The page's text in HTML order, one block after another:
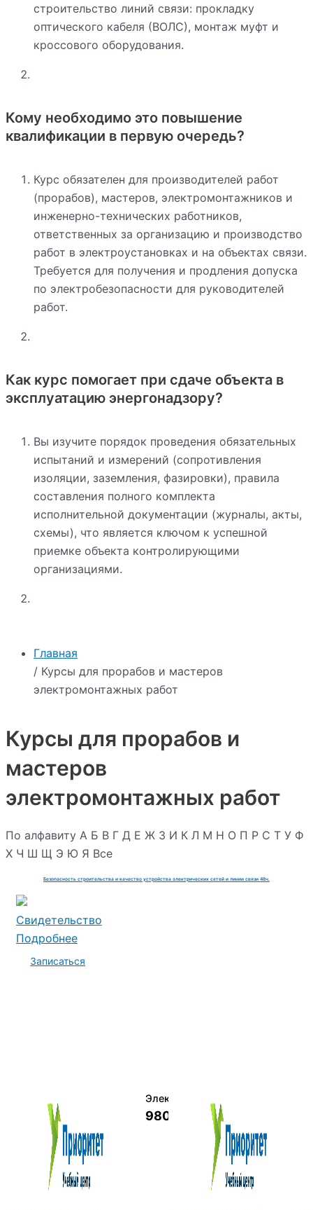
Главная
/ Курсы для прорабов и мастеров
электромонтажных работ
Курсы для прорабов и
мастеров
электромонтажных работ
По алфавиту А Б В Г Д Е Ж З И К Л М Н О П Р С Т У Ф
Х Ч Ш Щ Э Ю Я Все
Безопасность строительства и качество устройства электрических сетей и линии связи 48ч.
Свидетельство
Подробнее
Записаться
Электромеханик по ремонту и
9800 руб.
строительство линий связи: прокладку
оптического кабеля (ВОЛС), монтаж муфт и
кроссового оборудования.
Кому необходимо это повышение
квалификации в первую очередь?
Курс обязателен для производителей работ
(прорабов), мастеров, электромонтажников и
инженерно-технических работников,
ответственных за организацию и производство
работ в электроустановках и на объектах связи.
Требуется для получения и продления допуска
по электробезопасности для руководителей
работ.
Как курс помогает при сдаче объекта в
эксплуатацию энергонадзору?
Вы изучите порядок проведения обязательных
испытаний и измерений (сопротивления
изоляции, заземления, фазировки), правила
составления полного комплекта
исполнительной документации (журналы, акты,
схемы), что является ключом к успешной
приемке объекта контролирующими
организациями.